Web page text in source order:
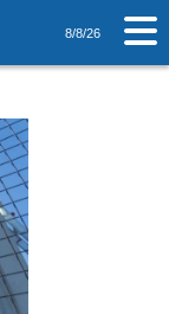
8/8/26